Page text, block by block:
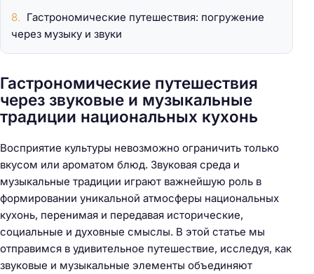
Гастрономические путешествия
через звуковые и музыкальные
традиции национальных кухонь
Восприятие культуры невозможно ограничить только
вкусом или ароматом блюд. Звуковая среда и
музыкальные традиции играют важнейшую роль в
формировании уникальной атмосферы национальных
кухонь, перенимая и передавая исторические,
социальные и духовные смыслы. В этой статье мы
отправимся в удивительное путешествие, исследуя, как
звуковые и музыкальные элементы объединяют
Гастрономические путешествия: погружение
через музыку и звуки